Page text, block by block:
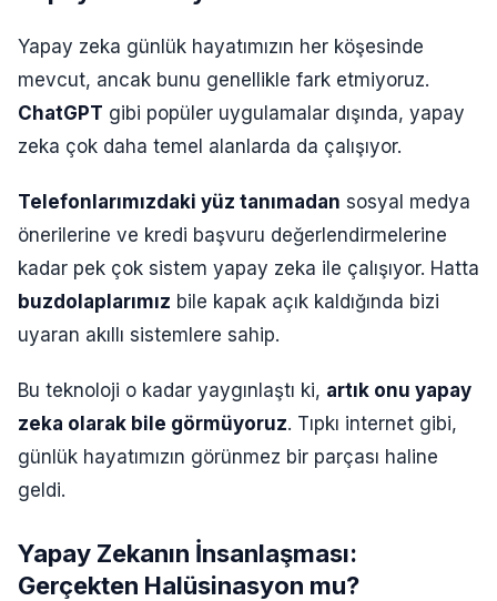
Yapay zeka günlük hayatımızın her köşesinde
mevcut, ancak bunu genellikle fark etmiyoruz.
ChatGPT gibi popüler uygulamalar dışında, yapay
zeka çok daha temel alanlarda da çalışıyor.
Telefonlarımızdaki yüz tanımadan sosyal medya
önerilerine ve kredi başvuru değerlendirmelerine
kadar pek çok sistem yapay zeka ile çalışıyor. Hatta
buzdolaplarımız bile kapak açık kaldığında bizi
uyaran akıllı sistemlere sahip.
Bu teknoloji o kadar yaygınlaştı ki, artık onu yapay
zeka olarak bile görmüyoruz. Tıpkı internet gibi,
günlük hayatımızın görünmez bir parçası haline
geldi.
Yapay Zekanın İnsanlaşması:
Gerçekten Halüsinasyon mu?